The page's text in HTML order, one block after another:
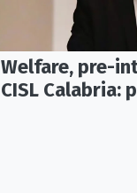
Welfare, pre-
CISL Calabria: